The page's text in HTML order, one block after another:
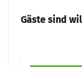
Gäste sind